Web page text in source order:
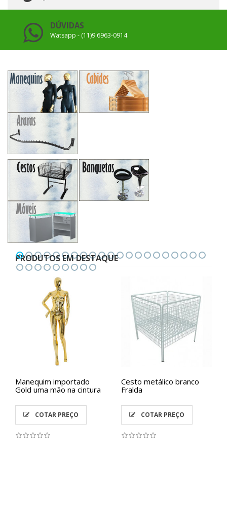
DÚVIDAS
Watsapp - (11)9 6963-0914
PRODUTOS EM DESTAQUE
Manequim importado
Gold uma mão na cintura
COTAR PREÇO
Cesto metálico branco
Fralda
COTAR PREÇO